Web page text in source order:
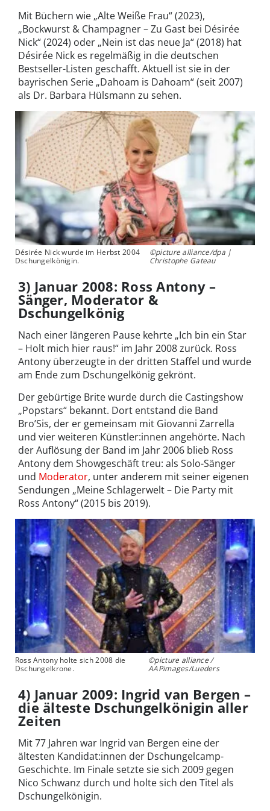
Mit Büchern wie „Alte Weiße Frau“ (2023),
„Bockwurst & Champagner – Zu Gast bei Désirée
Nick“ (2024) oder „Nein ist das neue Ja“ (2018) hat
Désirée Nick es regelmäßig in die deutschen
Bestseller-Listen geschafft. Aktuell ist sie in der
bayrischen Serie „Dahoam is Dahoam“ (seit 2007)
als Dr. Barbara Hülsmann zu sehen.
Désirée Nick wurde im Herbst 2004
Dschungelkönigin.
©picture alliance/dpa |
Christophe Gateau
3) Januar 2008: Ross Antony –
Sänger, Moderator &
Dschungelkönig
Nach einer längeren Pause kehrte „Ich bin ein Star
– Holt mich hier raus!“ im Jahr 2008 zurück. Ross
Antony überzeugte in der dritten Staffel und wurde
am Ende zum Dschungelkönig gekrönt.
Der gebürtige Brite wurde durch die Castingshow
„Popstars“ bekannt. Dort entstand die Band
Bro’Sis, der er gemeinsam mit Giovanni Zarrella
und vier weiteren Künstler:innen angehörte. Nach
der Auflösung der Band im Jahr 2006 blieb Ross
Antony dem Showgeschäft treu: als Solo-Sänger
und Moderator, unter anderem mit seiner eigenen
Sendungen „Meine Schlagerwelt – Die Party mit
Ross Antony“ (2015 bis 2019).
Ross Antony holte sich 2008 die
Dschungelkrone.
©picture alliance /
AAPimages/Lueders
4) Januar 2009: Ingrid van Bergen –
die älteste Dschungelkönigin aller
Zeiten
Mit 77 Jahren war Ingrid van Bergen eine der
ältesten Kandidat:innen der Dschungelcamp-
Geschichte. Im Finale setzte sie sich 2009 gegen
Nico Schwanz durch und holte sich den Titel als
Dschungelkönigin.